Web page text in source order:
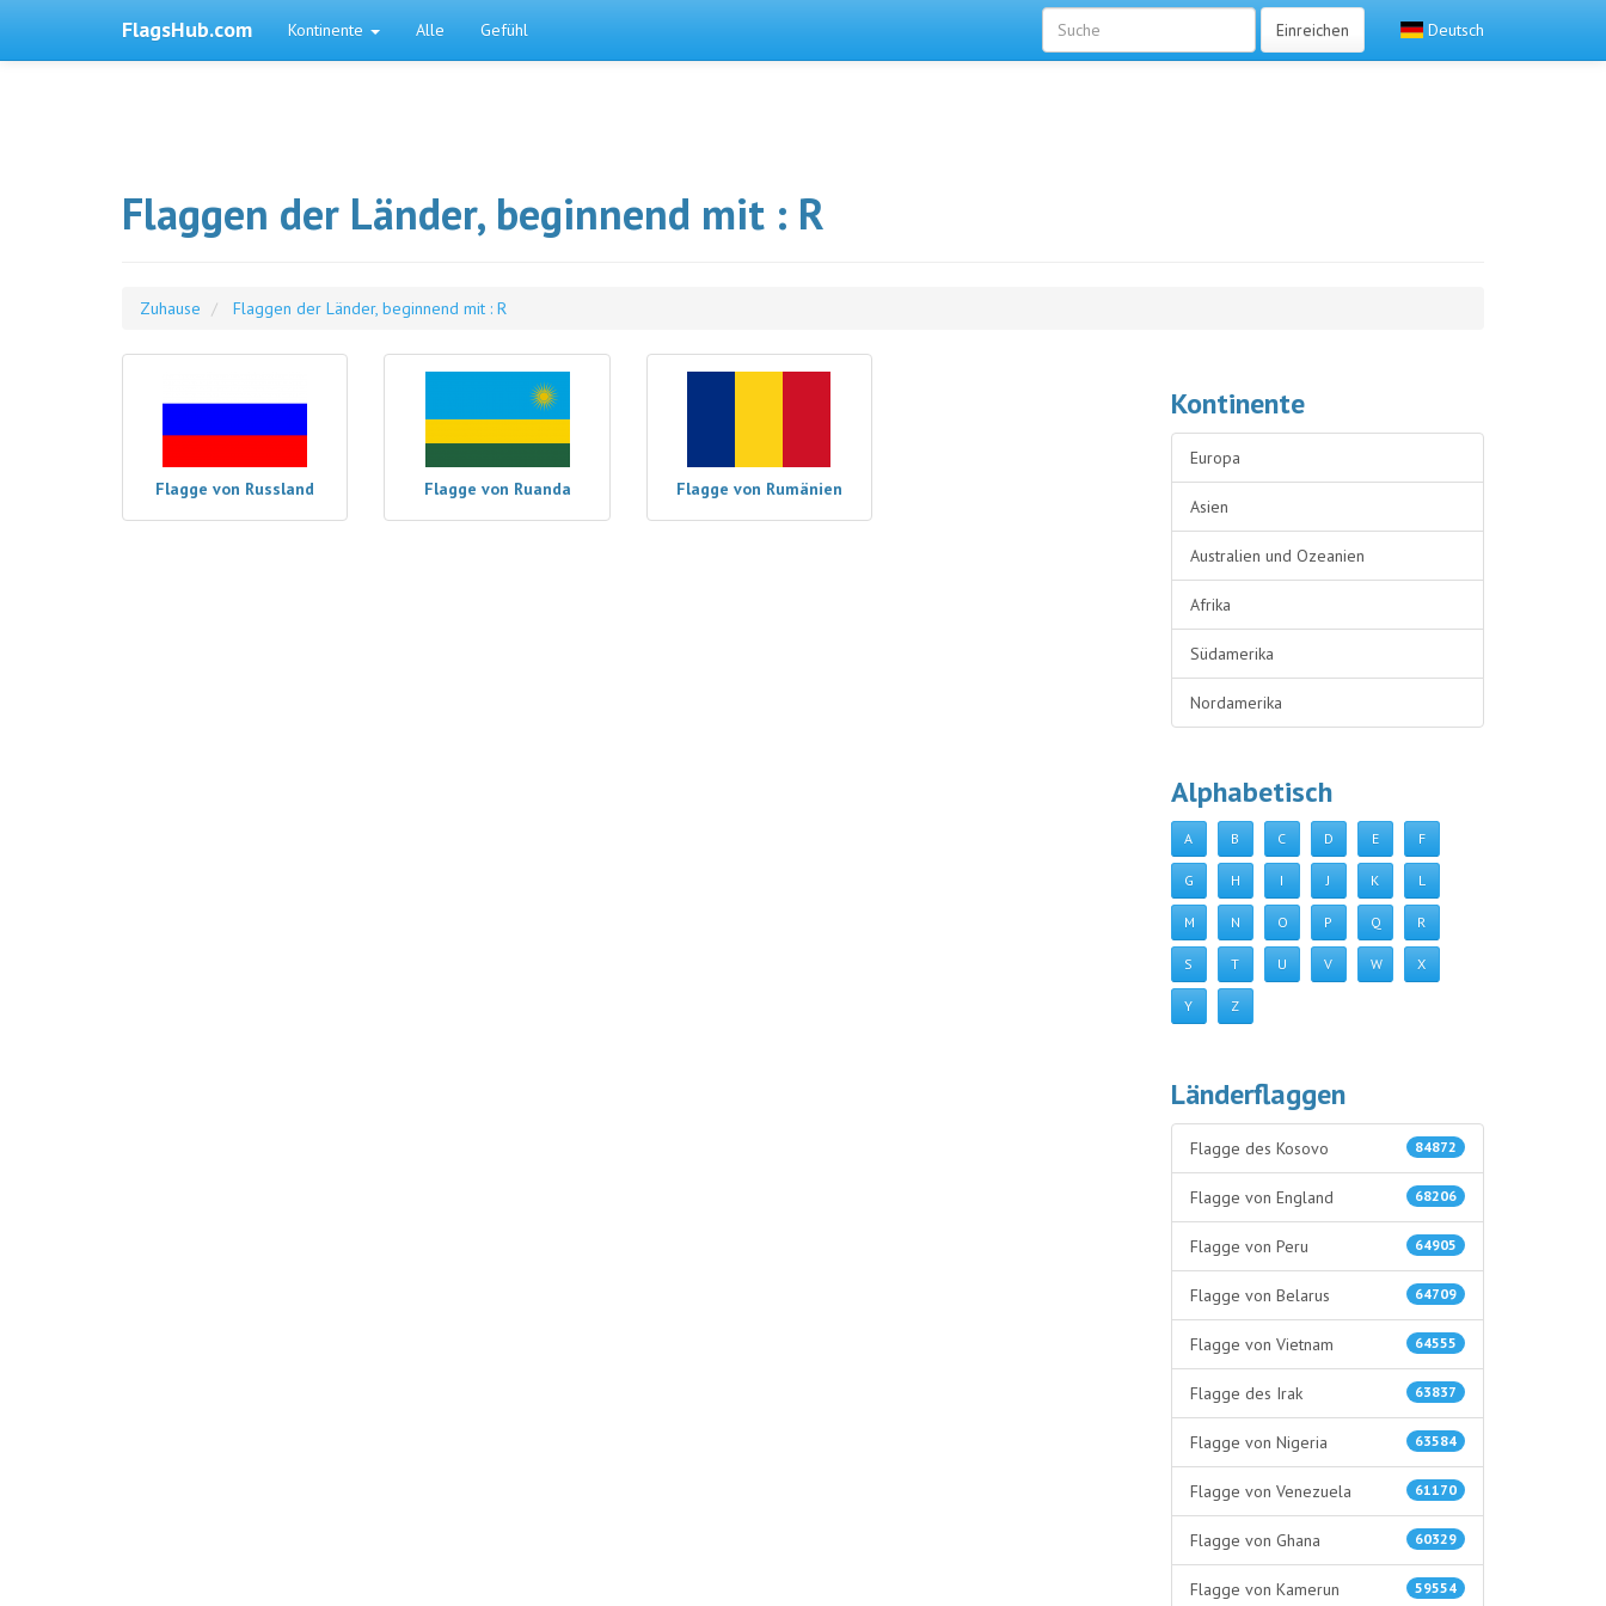
FlagsHub.com Kontinente Alle Gefühl Deutsch
Einreichen
Flaggen der Länder, beginnend mit : R
Zuhause Flaggen der Länder, beginnend mit : R
Flagge von Russland Flagge von Ruanda Flagge von Rumänien
Kontinente
Europa
Asien
Australien und Ozeanien
Afrika
Südamerika
Nordamerika
Alphabetisch
A B C D E F
G H I J K L
M N O P Q R
S T U V W X
Y Z
Länderflaggen
84872
Flagge des Kosovo
68206
Flagge von England
64905
Flagge von Peru
64709
Flagge von Belarus
64555
Flagge von Vietnam
63837
Flagge des Irak
63584
Flagge von Nigeria
61170
Flagge von Venezuela
60329
Flagge von Ghana
59554
Flagge von Kamerun